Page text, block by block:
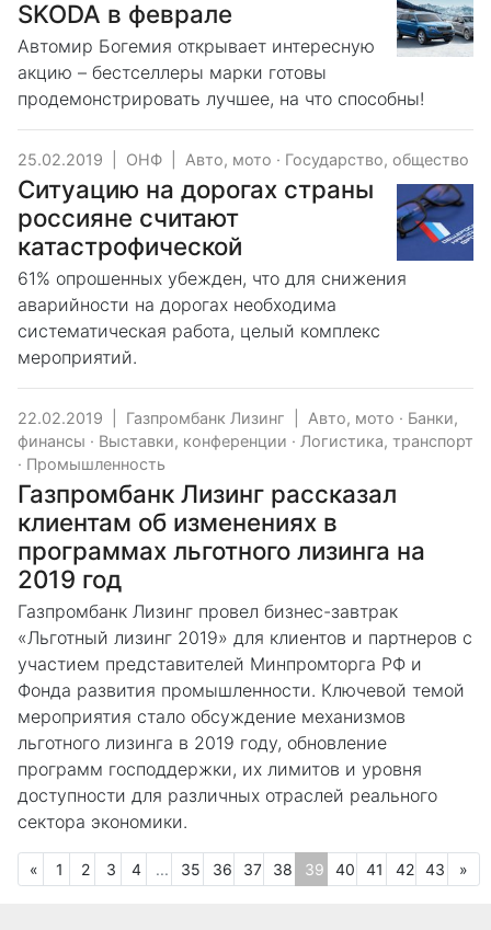
SKODA в феврале
Автомир Богемия открывает интересную
акцию – бестселлеры марки готовы
продемонстрировать лучшее, на что способны!
25.02.2019 ОНФ Авто, мото · Государство, общество
Ситуацию на дорогах страны
россияне считают
катастрофической
61% опрошенных убежден, что для снижения
аварийности на дорогах необходима
систематическая работа, целый комплекс
мероприятий.
22.02.2019 Газпромбанк Лизинг Авто, мото · Банки,
финансы · Выставки, конференции · Логистика, транспорт
· Промышленность
Газпромбанк Лизинг рассказал
клиентам об изменениях в
программах льготного лизинга на
2019 год
Газпромбанк Лизинг провел бизнес-завтрак
«Льготный лизинг 2019» для клиентов и партнеров с
участием представителей Минпромторга РФ и
Фонда развития промышленности. Ключевой темой
мероприятия стало обсуждение механизмов
льготного лизинга в 2019 году, обновление
программ господдержки, их лимитов и уровня
доступности для различных отраслей реального
сектора экономики.
« Предыдущая
1 2 3 4 ... 35 36 37 38
39
(текущая)
40 41 42 43 »